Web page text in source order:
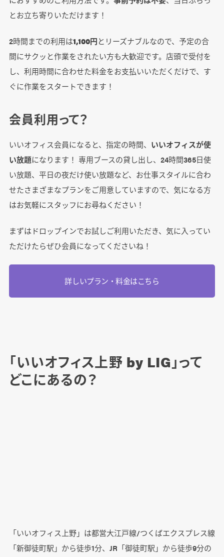
とお立ち寄りいただけます！
2時間までの利用は1,100円とリーズナブルなので、予定の合
間にサクッと作業をされたい方も大歓迎です。店頭で受付を
し、利用時間に合わせた料金をお支払いいただくだけで、す
ぐに作業をスタートできます！
会員利用って？
いいオフィス会員になると、指定の時間、 いいオフィスが使
い放題になります！ 専用ブースの貸し出し、24時間365日使
い放題、平日の夜だけ使い放題など、お仕事スタイルに合わ
せたさまざまなプランをご用意していますので、気になる方
はお気軽にスタッフにお尋ねください！
まずはドロップインでお試しご利用いただき、気に入ってい
ただけたらぜひ会員になってくださいね！
詳しいプラン・料金はこちら
「いいオフィス上野 by LIG」って
どこにあるの？
「いいオフィス上野」は都営大江戸線/つくばエクスプレス線
「新御徒町駅」から徒歩1分、JR「御徒町駅」から徒歩9分の